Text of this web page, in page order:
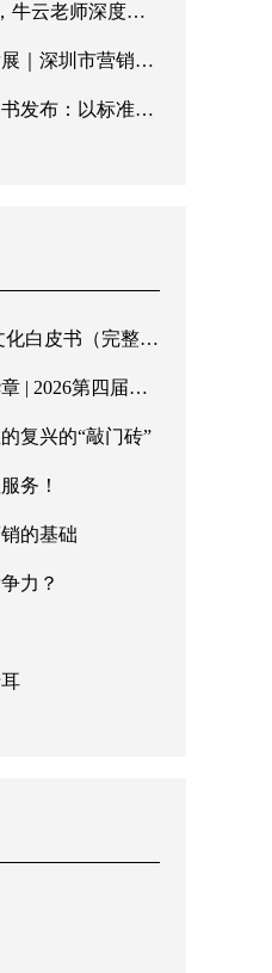
解读广告产业新机遇
理事会第三次会议顺利召开
应六部委高质量发展号召
！传华夏文脉，行至诚商道
二届诚商文化节8月深圳启幕
复兴的“敲门砖”
务！
的基础
力？